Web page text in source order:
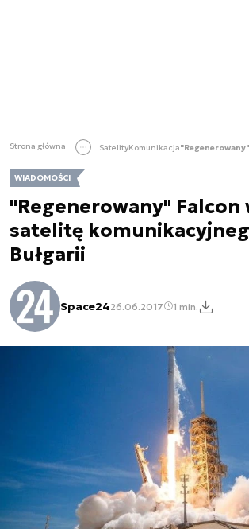
Strona główna SatelityKomunikacja
WIADOMOŚCI
"Regenerowany" Falcon
satelitę
Bułgarii
Space2426.06.2017 1 min.